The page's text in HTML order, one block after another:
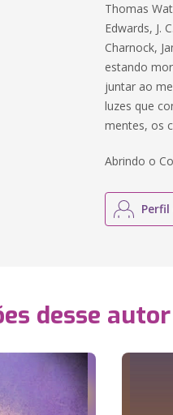
Thomas
Edwards, J.
Charnock,
estando
juntar ao
luzes que
mentes, os
Abrindo o
desse autor